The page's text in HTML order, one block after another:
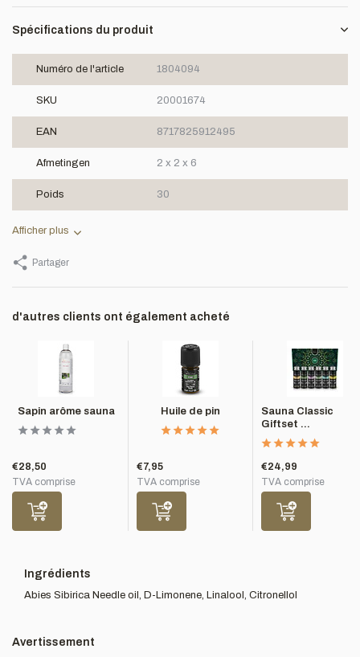
Spécifications du produit
Numéro de l'article 1804094
SKU 20001674
EAN 8717825912495
Afmetingen 2 x 2 x 6
Poids 30
Afficher plus
Partager
d'autres clients ont également acheté
Sapin arôme sauna
€28,50
TVA comprise
Huile de pin
€7,95
TVA comprise
Sauna Classic
Giftset ...
€24,99
TVA comprise
Ingrédients
Abies Sibirica Needle oil, D-Limonene, Linalool, Citronellol
Avertissement